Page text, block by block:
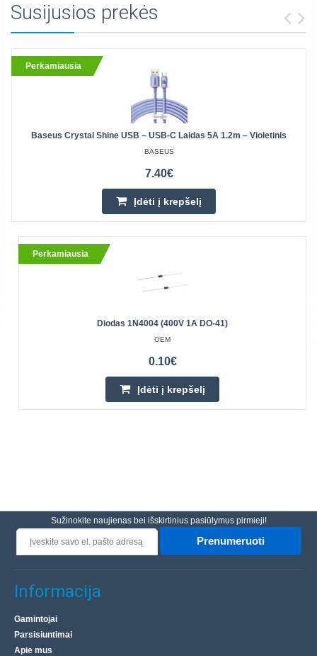
Susijusios prekės
Perkamiausia
Baseus Crystal Shine USB – USB-C Laidas 5A 1.2m – Violetinis
BASEUS
7.40€
Įdėti į krepšelį
Perkamiausia
Diodas 1N4004 (400V 1A DO-41)
OEM
0.10€
Įdėti į krepšelį
Sužinokite naujienas bei išskirtinius pasiūlymus pirmieji!
Prenumeruoti
Informacija
Gamintojai
Parsisiuntimai
Apie mus